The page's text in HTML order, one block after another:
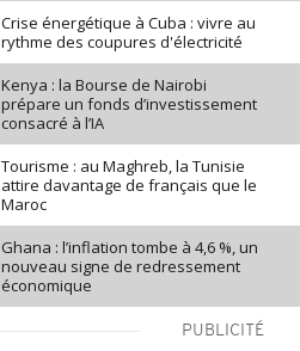
Crise énergétique à Cuba : vivre au
rythme des coupures d'électricité
Kenya : la Bourse de Nairobi
prépare un fonds d’investissement
consacré à l’IA
Tourisme : au Maghreb, la Tunisie
attire davantage de français que le
Maroc
Ghana : l’inflation tombe à 4,6 %, un
nouveau signe de redressement
économique
PUBLICITÉ